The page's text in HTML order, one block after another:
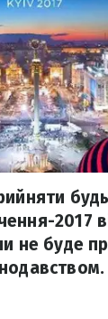
2017
не буде